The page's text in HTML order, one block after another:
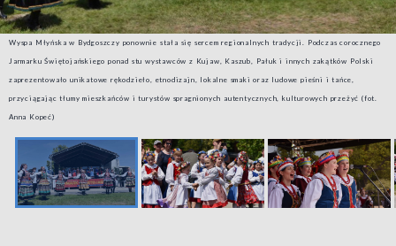
Wyspa Młyńska w Bydgoszczy ponownie stała się sercem regionalnych tradycji. Podczas corocznego
Jarmarku Świętojańskiego ponad stu wystawców z Kujaw, Kaszub, Pałuk i innych zakątków Polski
zaprezentowało unikatowe rękodzieło, etnodizajn, lokalne smaki oraz ludowe pieśni i tańce,
przyciągając tłumy mieszkańców i turystów spragnionych autentycznych, kulturowych przeżyć (fot.
Anna Kopeć)